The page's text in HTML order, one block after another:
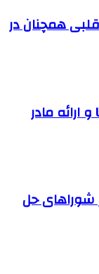
قلبی همچنان در
جزئیات ثبت ادعا، تهیه نقشه UTM و ارائه مادر
حل